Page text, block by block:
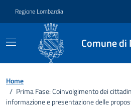
Regione Lombardia
Comune di
Home
/ Prima Fase: Coinvolgimento dei
informazione e presentazione delle